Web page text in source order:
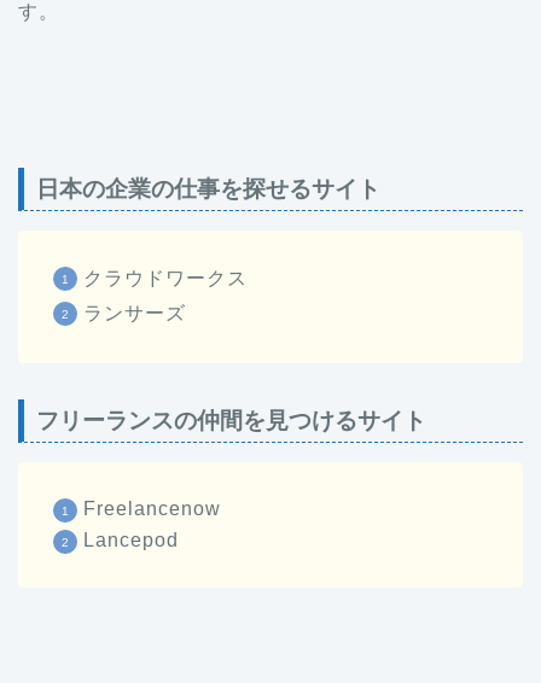
す。
日本の企業の仕事を探せるサイト
クラウドワークス
ランサーズ
フリーランスの仲間を見つけるサイト
Freelancenow
Lancepod